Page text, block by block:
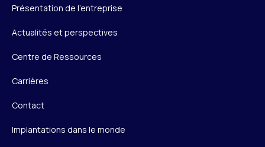
Présentation de l’entreprise
Actualités et perspectives
Centre de Ressources
Carrières
Contact
Implantations dans le monde